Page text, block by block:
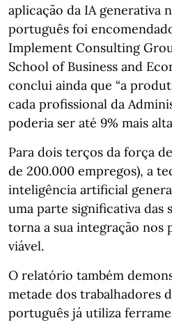
aplicação da IA generativa
português foi
Implement Consulting
School of Business and
conclui ainda que “a
cada profissional da
poderia ser até 9% mais
Para dois terços da força
de 200.000 empregos), a
inteligência artificial
uma parte significativa das
torna a sua integração nos
viável.
O relatório também
metade dos trabalhadores
português já utiliza